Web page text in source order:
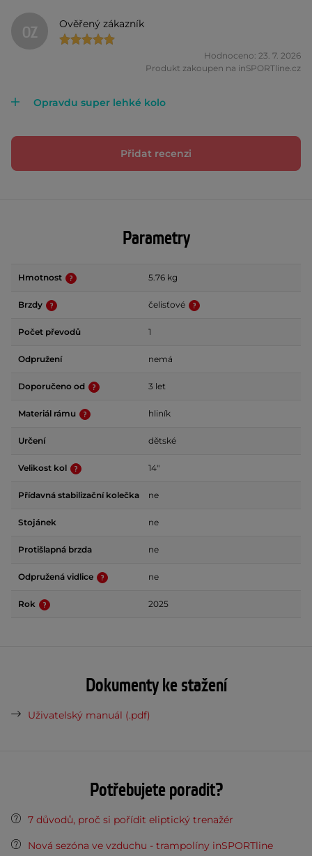
OZ Ověřený zákazník
Hodnoceno: 23. 7. 2026
Produkt zakoupen na inSPORTline.cz
Opravdu super lehké kolo
Přidat recenzi
Parametry
Hmotnost 5.76 kg
Brzdy čelisťové
Počet převodů 1
Odpružení nemá
Doporučeno od 3 let
Materiál rámu hliník
Určení dětské
Velikost kol 14"
Přídavná stabilizační kolečka ne
Stojánek ne
Protišlapná brzda ne
Odpružená vidlice ne
Rok 2025
Dokumenty ke stažení
Uživatelský manuál (.pdf)
Potřebujete poradit?
7 důvodů, proč si pořídit eliptický trenažér
Nová sezóna ve vzduchu - trampolíny inSPORTline